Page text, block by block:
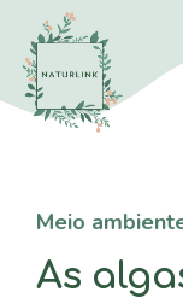
Saltar
para
conteúdo
Meio
As